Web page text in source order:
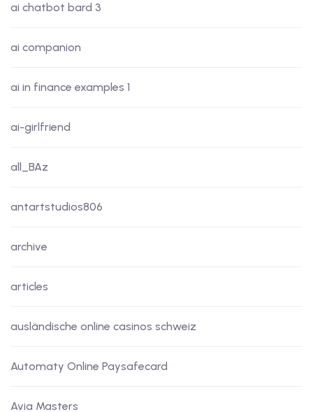
ai chatbot bard 3
ai companion
ai in finance examples 1
ai-girlfriend
all_BAz
antartstudios806
archive
articles
ausländische online casinos schweiz
Automaty Online Paysafecard
Avia Masters